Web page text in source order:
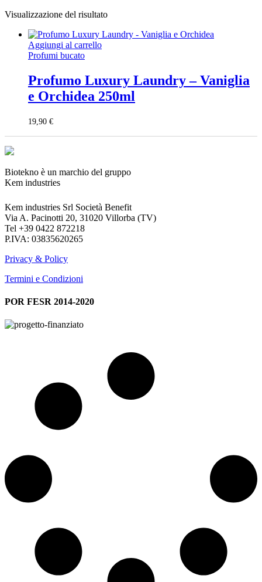
Visualizzazione del risultato
Aggiungi al carrello
Profumi bucato
Profumo Luxury Laundry – Vaniglia
e Orchidea 250ml
19,90 €
Biotekno è un marchio del gruppo
Kem industries
Kem industries Srl Società Benefit
Via A. Pacinotti 20, 31020 Villorba (TV)
Tel +39 0422 872218
P.IVA: 03835620265
Privacy & Policy
Termini e Condizioni
POR FESR 2014-2020